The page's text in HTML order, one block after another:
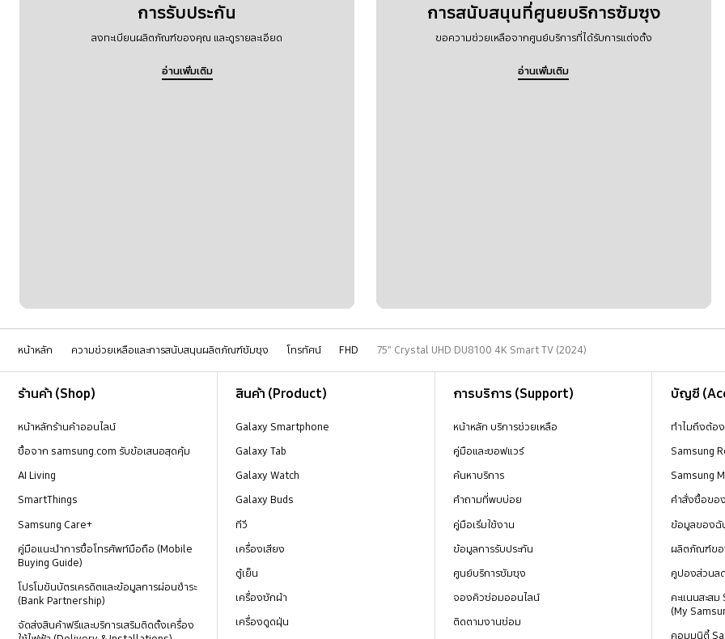
การรับประกัน
ลงทะเบียนผลิตภัณฑ์ของคุณ และดูรายละเอียด
อ่านเพิ่มเติม
การสนับสนุนที่ศูนยบริการซัมซุง
ขอความช่วยเหลือจากศูนย์บริการที่ได้รับการแต่งตั้ง
อ่านเพิ่มเติม
หน้าหลัก ความช่วยเหลือและการสนับสนุนผลิตภัณฑ์ซัมซุง โทรทัศน์ FHD 75" Crystal UHD DU8100 4K Smart TV (2024)
ร้านค้า (Shop)
หน้าหลักร้านค้าออนไลน์
ซื้อจาก samsung.com รับข้อเสนอสุดคุ้ม
AI Living
SmartThings
Samsung Care+
คู่มือแนะนำการซื้อโทรศัพท์มือถือ (Mobile
Buying Guide)
โปรโมชันบัตรเครดิตและข้อมูลการผ่อนชำระ
(Bank Partnership)
จัดส่งสินค้าฟรีและบริการเสริมติดตั้งเครื่อง
สินค้า (Product)
Galaxy Smartphone
Galaxy Tab
Galaxy Watch
Galaxy Buds
ทีวี
เครื่องเสียง
ตู้เย็น
เครื่องซักผ้า
เครื่องดูดฝุ่น
การบริการ (Support)
หน้าหลัก บริการช่วยเหลือ
คู่มือและซอฟแวร์
ค้นหาบริการ
คำถามที่พบบ่อย
คู่มือเริ่มใช้งาน
ข้อมูลการรับประกัน
ศูนย์บริการซัมซุง
จองคิวซ่อมออนไลน์
ติดตามงานซ่อม
บัญชี
ทำไมถึงต้อ
Samsung
Samsung
คำสั่งซื้อขอ
ข้อมูลของฉั
ผลิตภัณฑ์ขอ
คูปองส่วนล
คะแนนสะส
(My
คอมมูนิตี้